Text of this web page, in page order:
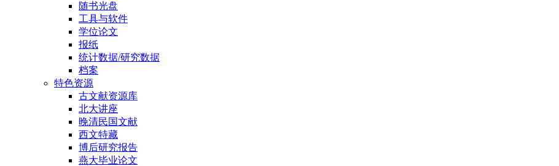
随书光盘
工具与软件
学位论文
报纸
统计数据/研究数据
档案
特色资源
古文献资源库
北大讲座
晚清民国文献
西文特藏
博后研究报告
燕大毕业论文